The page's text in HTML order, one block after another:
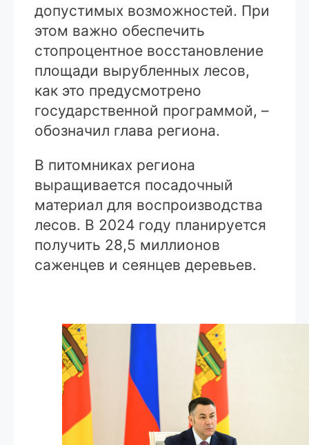
допустимых возможностей. При
этом важно обеспечить
стопроцентное восстановление
площади вырубленных лесов,
как это предусмотрено
государственной программой, –
обозначил глава региона.
В питомниках региона
выращивается посадочный
материал для воспроизводства
лесов. В 2024 году планируется
получить 28,5 миллионов
саженцев и сеянцев деревьев.